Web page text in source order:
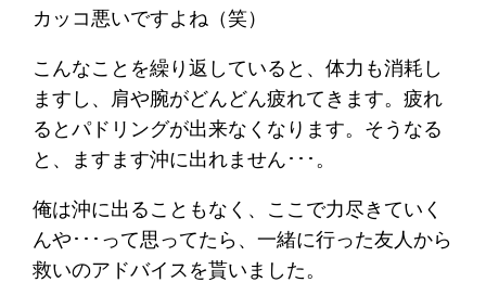
カッコ悪いですよね（笑）
こんなことを繰り返していると、体力も消耗し
ますし、肩や腕がどんどん疲れてきます。疲れ
るとパドリングが出来なくなります。そうなる
と、ますます沖に出れません･･･。
俺は沖に出ることもなく、ここで力尽きていく
んや･･･って思ってたら、一緒に行った友人から
救いのアドバイスを貰いました。